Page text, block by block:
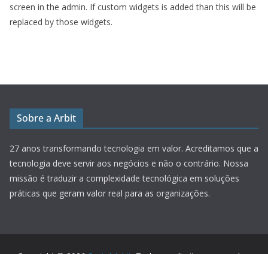
screen in the admin. If custom widgets is added than this will be
replaced by those widgets.
Sobre a Arbit
27 anos transformando tecnologia em valor. Acreditamos que a
tecnologia deve servir aos negócios e não o contrário. Nossa
missão é traduzir a complexidade tecnológica em soluções
práticas que geram valor real para as organizações.